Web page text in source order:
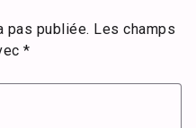
pas publiée. Les champs
*